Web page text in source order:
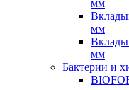
мм
мм
мм
Бактерии и